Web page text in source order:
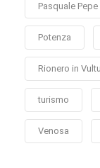
Pasquale Pepe
Potenza
Rionero in
turismo
Venosa